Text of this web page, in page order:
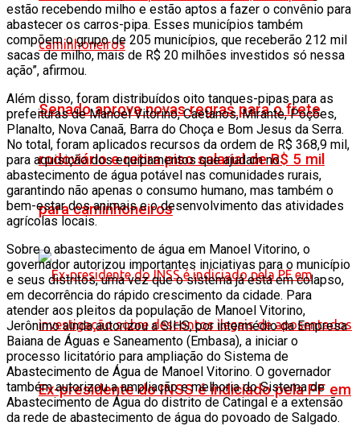
Senado aprova novas regras para o frete
rodoviário e retira piso salarial de R$ 5 mil
para caminhoneiros
Ex-presidente do INSS é indiciado pela PF em
estão recebendo milho e estão aptos a fazer o convênio para
abastecer os carros-pipa. Esses municípios também
compõem o grupo de 205 municípios, que receberão 212 mil
sacas de milho, mais de R$ 20 milhões investidos só nessa
ação”, afirmou.
Além disso, foram distribuídos oito tanques-pipas para as
prefeituras de Manoel Vitorino, Caetanos, Mirante, Poções,
Planalto, Nova Canaã, Barra do Choça e Bom Jesus da Serra.
No total, foram aplicados recursos da ordem de R$ 368,9 mil,
para aquisição dos equipamentos que ajudam no
abastecimento de água potável nas comunidades rurais,
garantindo não apenas o consumo humano, mas também o
bem-estar dos animais e o desenvolvimento das atividades
agrícolas locais.
Sobre o abastecimento de água em Manoel Vitorino, o
governador autorizou importantes iniciativas para o município
e seus distritos, uma vez que o sistema já está em colapso,
em decorrência do rápido crescimento da cidade. Para
atender aos pleitos da população de Manoel Vitorino,
Jerônimo ainda autorizou a SIHS, por intermédio da Empresa
Baiana de Águas e Saneamento (Embasa), a iniciar o
processo licitatório para ampliação do Sistema de
Abastecimento de Água de Manoel Vitorino. O governador
também autorizou a ampliação e melhoria do Sistema de
Abastecimento de Água do distrito de Catingal e a extensão
da rede de abastecimento de água do povoado de Salgado.